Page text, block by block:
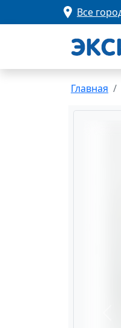
Все
Главная